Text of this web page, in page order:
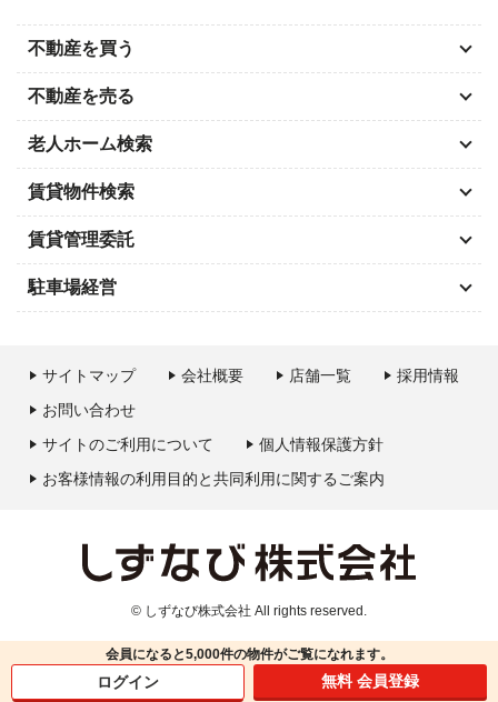
不動産を買う
不動産を売る
老人ホーム検索
賃貸物件検索
賃貸管理委託
駐車場経営
サイトマップ 会社概要 店舗一覧
採用情報
お問い合わせ
サイトのご利用について
個人情報保護方針
お客様情報の利用目的と共同利用に関するご案内
© しずなび株式会社 All rights reserved.
会員になると5,000件の物件がご覧になれます。
ログイン 無料 会員登録